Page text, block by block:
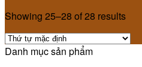
Showing 25–28 of 28 results
Danh mục sản phẩm